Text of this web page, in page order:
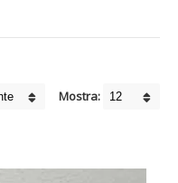
Mostra: